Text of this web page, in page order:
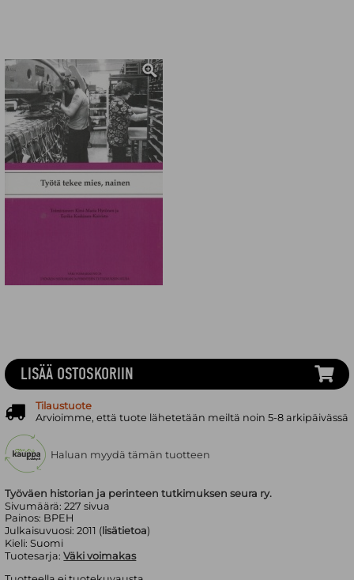
Työväen historian ja perinteen tutkimuksen seura ry.
Sivumäärä:227 sivua
Painos: BPEH
Julkaisuvuosi:2011 ( lisätietoa)
Kieli:Suomi
Tuotesarja: Väki voimakas
LISÄÄ OSTOSKORIIN
Tilaustuote
Arvioimme, että tuote lähetetään meiltä noin 5-8 arkipäivässä
Haluan myydä tämän tuotteen